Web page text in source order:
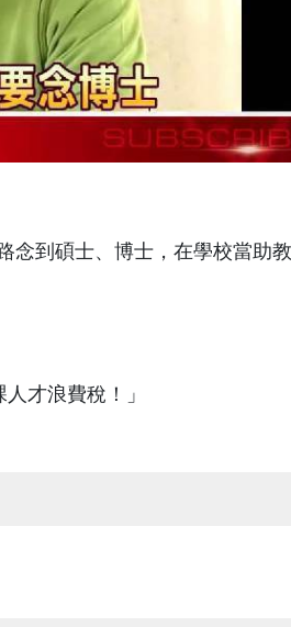
念到碩士、博士，在學校當助
才浪費稅！」